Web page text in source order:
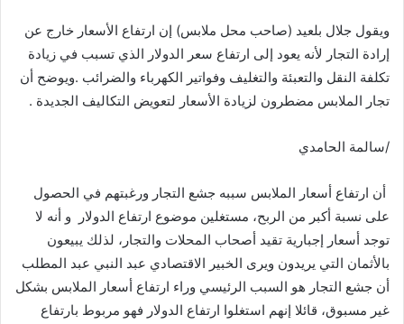
ويقول جلال بلعيد (صاحب محل ملابس) إن ارتفاع الأسعار خارج عن
إرادة التجار لأنه يعود إلى ارتفاع سعر الدولار الذي تسبب في زيادة
تكلفة النقل والتعبئة والتغليف وفواتير الكهرباء والضرائب .ويوضح أن
تجار الملابس مضطرون لزيادة الأسعار لتعويض التكاليف الجديدة .
/سالمة الحامدي
أن ارتفاع أسعار الملابس سببه جشع التجار ورغبتهم في الحصول
على نسبة أكبر من الربح، مستغلين موضوع ارتفاع الدولار و أنه لا
توجد أسعار إجبارية تقيد أصحاب المحلات والتجار، لذلك يبيعون
بالأثمان التي يريدون ويرى الخبير الاقتصادي عبد النبي عبد المطلب
أن جشع التجار هو السبب الرئيسي وراء ارتفاع أسعار الملابس بشكل
غير مسبوق، قائلا إنهم استغلوا ارتفاع الدولار فهو مربوط بارتفاع